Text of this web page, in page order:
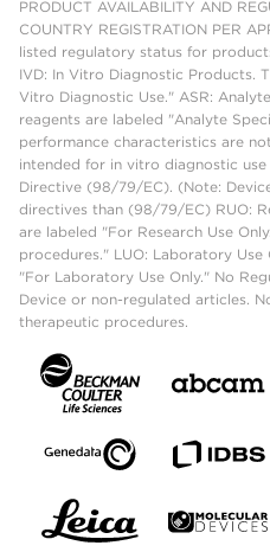
PRODUCT AVAILABILITY AND
COUNTRY REGISTRATION PER
listed regulatory status for
IVD: In Vitro Diagnostic Products.
Vitro Diagnostic Use." ASR:
reagents are labeled "Analyte
performance characteristics are
intended for in vitro diagnostic
Directive (98/79/EC). (Note:
directives than (98/79/EC) RUO:
are labeled "For Research Use
procedures." LUO: Laboratory
"For Laboratory Use Only." No
Device or non-regulated articles.
therapeutic procedures.